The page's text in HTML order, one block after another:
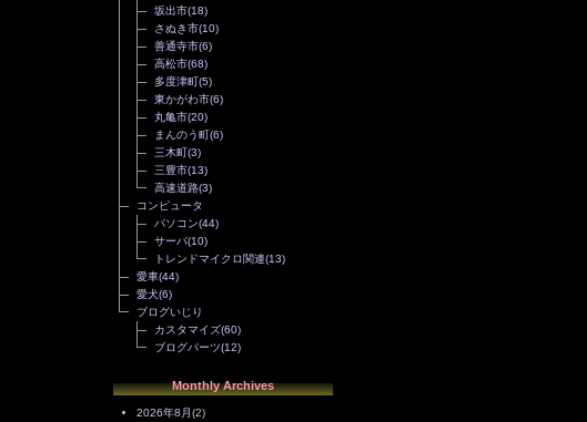
坂出市(18)
さぬき市(10)
善通寺市(6)
高松市(68)
多度津町(5)
東かがわ市(6)
丸亀市(20)
まんのう町(6)
三木町(3)
三豊市(13)
高速道路(3)
コンピュータ
パソコン(44)
サーバ(10)
トレンドマイクロ関連(13)
愛車(44)
愛犬(6)
ブログいじり
カスタマイズ(60)
ブログパーツ(12)
Monthly Archives
2026年8月(2)